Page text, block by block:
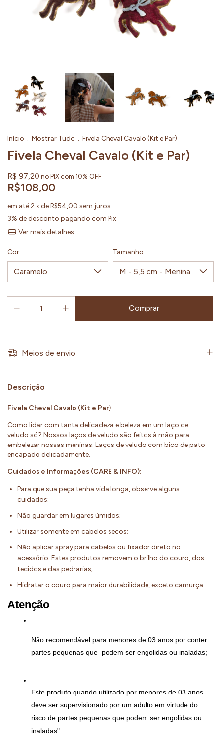
Início . Mostrar Tudo . Fivela Cheval Cavalo (Kit e Par)
Fivela Cheval Cavalo (Kit e Par)
R$ 97,20 no PIX com 10% OFF
R$108,00
em até2 x deR$54,00 sem juros
3% de desconto pagando com Pix
Ver mais detalhes
Cor Tamanho
Meios de envio
Descrição
Fivela Cheval Cavalo (Kit e Par)
Como lidar com tanta delicadeza e beleza em um laço de
veludo só? Nossos laços de veludo são feitos à mão para
embelezar nossas meninas. Laços de veludo com bico de pato
encapado delicadamente.
Cuidados e Informações (CARE & INFO):
Para que sua peça tenha vida longa, observe alguns
cuidados:
Não guardar em lugares úmidos;
Utilizar somente em cabelos secos;
Não aplicar spray para cabelos ou fixador direto no
acessório. Estes produtos removem o brilho do couro, dos
tecidos e das pedrarias;
Hidratar o couro para maior durabilidade, exceto camurça.
Atenção
Não recomendável para menores de 03 anos por conter
partes pequenas que  podem ser engolidas ou inaladas;
Este produto quando utilizado por menores de 03 anos
deve ser supervisionado por um adulto em virtude do
risco de partes pequenas que podem ser engolidas ou
inaladas".